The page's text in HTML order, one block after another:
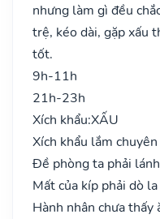
nhưng làm gì đều
trệ, kéo dài, gặp xấu
tốt.
9h-11h
21h-23h
Xích khẩu:XẤU
Xích khẩu lắm
Đề phòng ta phải
Mất của kíp phải dò la
Hành nhân chưa thấy